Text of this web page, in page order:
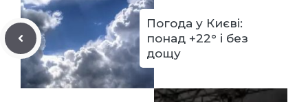
Погода у Києві:
понад +22° і без
дощу